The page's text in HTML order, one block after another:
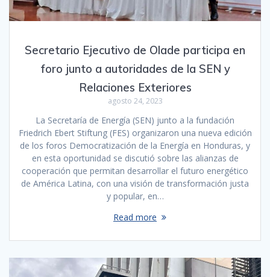
Secretario Ejecutivo de Olade participa en
foro junto a autoridades de la SEN y
Relaciones Exteriores
agosto 24, 2023
La Secretaría de Energía (SEN) junto a la fundación
Friedrich Ebert Stiftung (FES) organizaron una nueva edición
de los foros Democratización de la Energía en Honduras, y
en esta oportunidad se discutió sobre las alianzas de
cooperación que permitan desarrollar el futuro energético
de América Latina, con una visión de transformación justa
y popular, en…
Read more